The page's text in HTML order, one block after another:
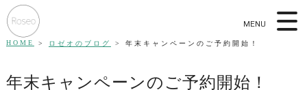
MENU
HOME ロゼオのブログ 年末キャンペーンのご予約開始！
年末キャンペーンのご予約開始！